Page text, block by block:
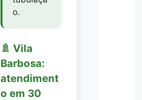
o.
🚿 Vila
Barbosa:
atendiment
o em 30